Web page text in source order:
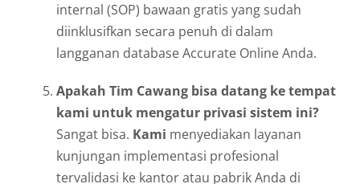
internal (SOP) bawaan gratis yang sudah
diinklusifkan secara penuh di dalam
langganan database Accurate Online Anda.
Apakah Tim Cawang bisa datang ke tempat
kami untuk mengatur privasi sistem ini?
Sangat bisa. Kami menyediakan layanan
kunjungan implementasi profesional
tervalidasi ke kantor atau pabrik Anda di